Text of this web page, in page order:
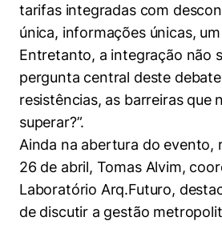
tarifas integradas com
única, informações únicas,
Entretanto, a integração não
pergunta central deste
resistências, as barreiras que
superar?”.
Ainda na abertura do evento,
26 de abril, Tomas Alvim,
Laboratório Arq.Futuro,
de discutir a gestão